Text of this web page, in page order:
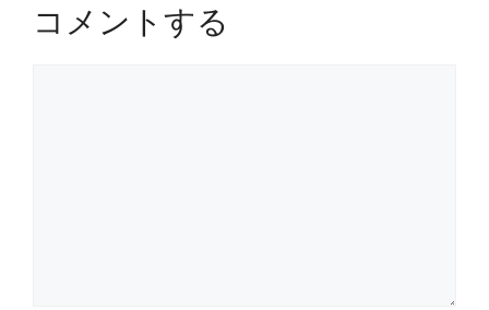
コメントする